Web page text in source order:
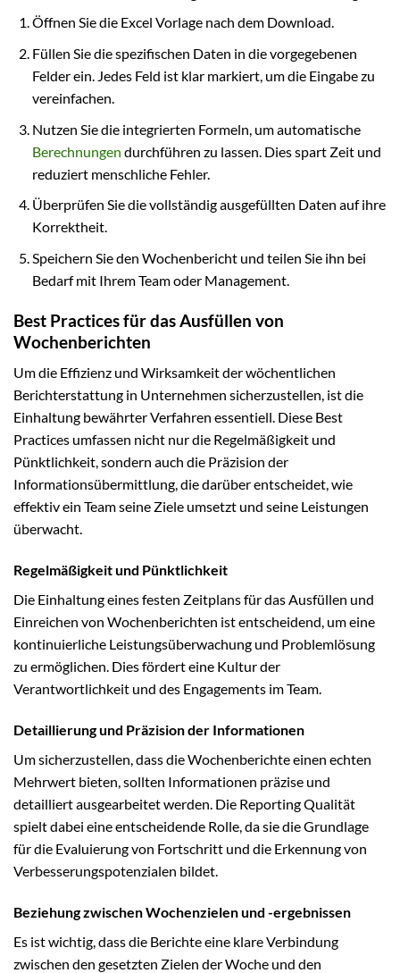
Öffnen Sie die Excel Vorlage nach dem Download.
Füllen Sie die spezifischen Daten in die vorgegebenen
Felder ein. Jedes Feld ist klar markiert, um die Eingabe zu
vereinfachen.
Nutzen Sie die integrierten Formeln, um automatische
Berechnungen durchführen zu lassen. Dies spart Zeit und
reduziert menschliche Fehler.
Überprüfen Sie die vollständig ausgefüllten Daten auf ihre
Korrektheit.
Speichern Sie den Wochenbericht und teilen Sie ihn bei
Bedarf mit Ihrem Team oder Management.
Best Practices für das Ausfüllen von
Wochenberichten
Um die Effizienz und Wirksamkeit der wöchentlichen
Berichterstattung in Unternehmen sicherzustellen, ist die
Einhaltung bewährter Verfahren essentiell. Diese Best
Practices umfassen nicht nur die Regelmäßigkeit und
Pünktlichkeit, sondern auch die Präzision der
Informationsübermittlung, die darüber entscheidet, wie
effektiv ein Team seine Ziele umsetzt und seine Leistungen
überwacht.
Regelmäßigkeit und Pünktlichkeit
Die Einhaltung eines festen Zeitplans für das Ausfüllen und
Einreichen von Wochenberichten ist entscheidend, um eine
kontinuierliche Leistungsüberwachung und Problemlösung
zu ermöglichen. Dies fördert eine Kultur der
Verantwortlichkeit und des Engagements im Team.
Detaillierung und Präzision der Informationen
Um sicherzustellen, dass die Wochenberichte einen echten
Mehrwert bieten, sollten Informationen präzise und
detailliert ausgearbeitet werden. Die Reporting Qualität
spielt dabei eine entscheidende Rolle, da sie die Grundlage
für die Evaluierung von Fortschritt und die Erkennung von
Verbesserungspotenzialen bildet.
Beziehung zwischen Wochenzielen und -ergebnissen
Es ist wichtig, dass die Berichte eine klare Verbindung
zwischen den gesetzten Zielen der Woche und den